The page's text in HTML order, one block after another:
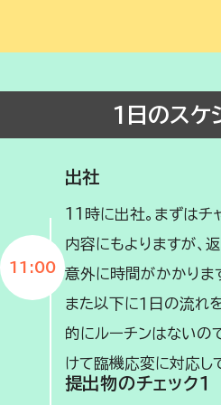
1日のスケ
11:00
出社
11時に出社。まずはチ
内容にもよりますが、
意外に時間がかかりま
また以下に１日の流れ
的にルーチンはないの
けて臨機応変に対応し
提出物のチェック１